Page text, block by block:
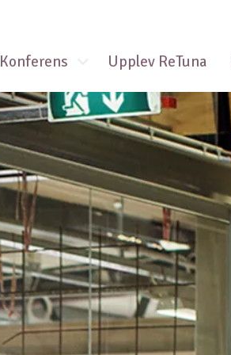
Konferens Upplev ReTuna